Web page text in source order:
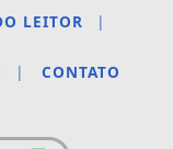
LEITOR |
| CONTATO